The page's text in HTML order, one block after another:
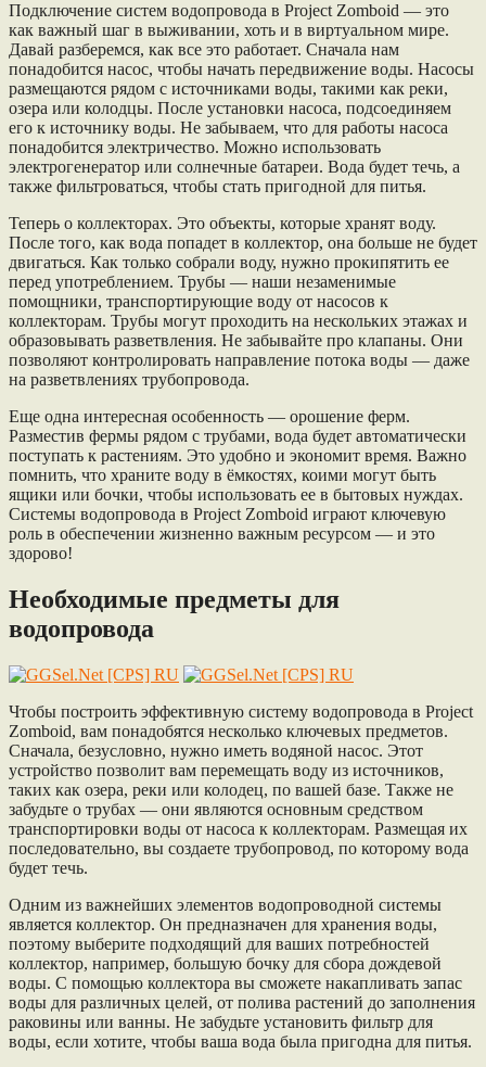
Подключение систем водопровода в Project Zomboid — это
как важный шаг в выживании, хоть и в виртуальном мире.
Давай разберемся, как все это работает. Сначала нам
понадобится насос, чтобы начать передвижение воды. Насосы
размещаются рядом с источниками воды, такими как реки,
озера или колодцы. После установки насоса, подсоединяем
его к источнику воды. Не забываем, что для работы насоса
понадобится электричество. Можно использовать
электрогенератор или солнечные батареи. Вода будет течь, а
также фильтроваться, чтобы стать пригодной для питья.
Теперь о коллекторах. Это объекты, которые хранят воду.
После того, как вода попадет в коллектор, она больше не будет
двигаться. Как только собрали воду, нужно прокипятить ее
перед употреблением. Трубы — наши незаменимые
помощники, транспортирующие воду от насосов к
коллекторам. Трубы могут проходить на нескольких этажах и
образовывать разветвления. Не забывайте про клапаны. Они
позволяют контролировать направление потока воды — даже
на разветвлениях трубопровода.
Еще одна интересная особенность — орошение ферм.
Разместив фермы рядом с трубами, вода будет автоматически
поступать к растениям. Это удобно и экономит время. Важно
помнить, что храните воду в ёмкостях, коими могут быть
ящики или бочки, чтобы использовать ее в бытовых нуждах.
Системы водопровода в Project Zomboid играют ключевую
роль в обеспечении жизненно важным ресурсом — и это
здорово!
Необходимые предметы для
водопровода
Чтобы построить эффективную систему водопровода в Project
Zomboid, вам понадобятся несколько ключевых предметов.
Сначала, безусловно, нужно иметь водяной насос. Этот
устройство позволит вам перемещать воду из источников,
таких как озера, реки или колодец, по вашей базе. Также не
забудьте о трубах — они являются основным средством
транспортировки воды от насоса к коллекторам. Размещая их
последовательно, вы создаете трубопровод, по которому вода
будет течь.
Одним из важнейших элементов водопроводной системы
является коллектор. Он предназначен для хранения воды,
поэтому выберите подходящий для ваших потребностей
коллектор, например, большую бочку для сбора дождевой
воды. С помощью коллектора вы сможете накапливать запас
воды для различных целей, от полива растений до заполнения
раковины или ванны. Не забудьте установить фильтр для
воды, если хотите, чтобы ваша вода была пригодна для питья.